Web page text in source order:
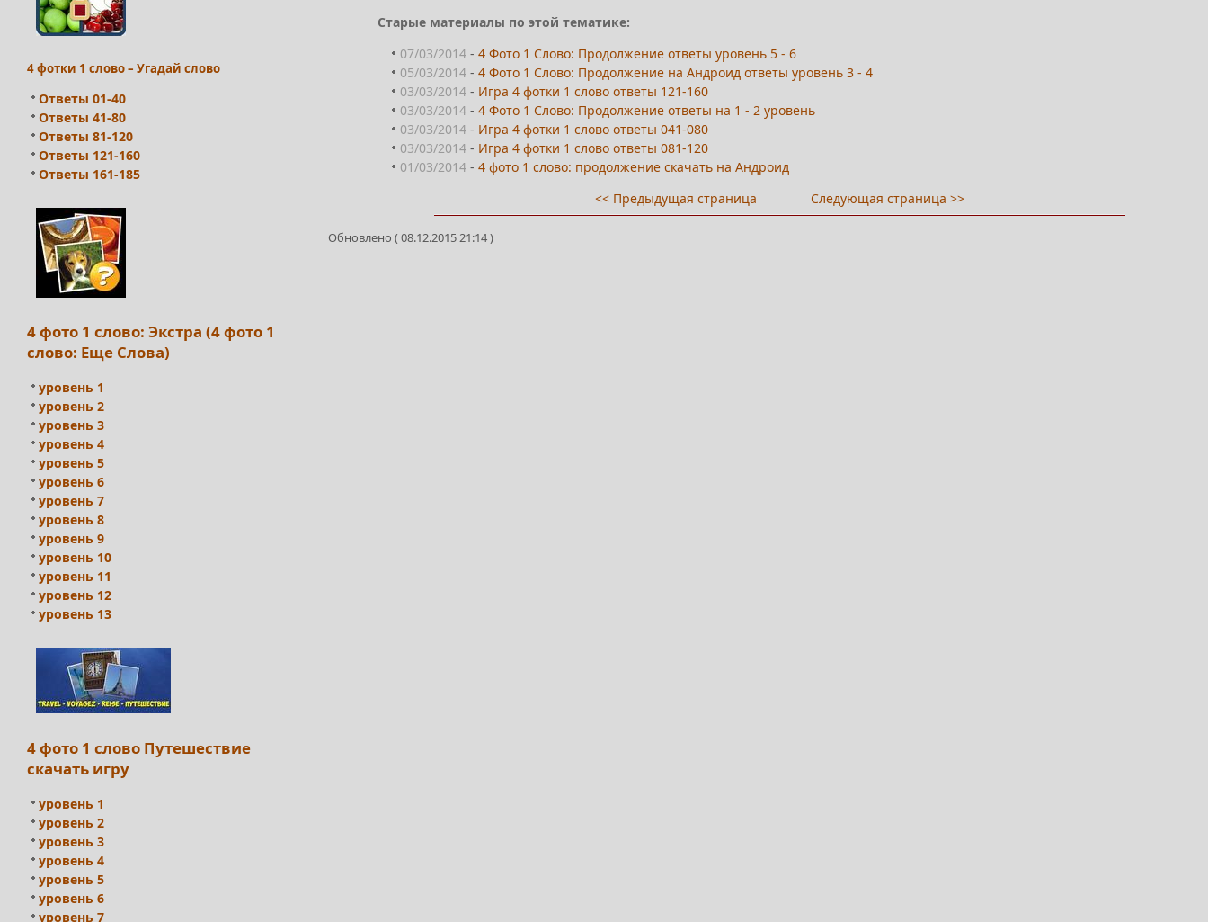
Старые материалы по этой тематике:
07/03/2014 -4 Фото 1 Слово: Продолжение ответы уровень 5 - 6
05/03/2014 -4 Фото 1 Слово: Продолжение на Андроид ответы уровень 3 - 4
03/03/2014 - Игра 4 фотки 1 слово ответы 121-160
03/03/2014 -4 Фото 1 Слово: Продолжение ответы на 1 - 2 уровень
03/03/2014 - Игра 4 фотки 1 слово ответы 041-080
03/03/2014 - Игра 4 фотки 1 слово ответы 081-120
01/03/2014 -4 фото 1 слово: продолжение скачать на Андроид
<< Предыдущая страница
Следующая страница >>
Обновлено ( 08.12.2015 21:14 )
4 фотки 1 слово – Угадай слово
Ответы 01-40
Ответы 41-80
Ответы 81-120
Ответы 121-160
Ответы 161-185
4 фото 1 слово: Экстра (4 фото 1
слово: Еще Слова)
уровень 1
уровень 2
уровень 3
уровень 4
уровень 5
уровень 6
уровень 7
уровень 8
уровень 9
уровень 10
уровень 11
уровень 12
уровень 13
4 фото 1 слово Путешествие
скачать игру
уровень 1
уровень 2
уровень 3
уровень 4
уровень 5
уровень 6
уровень 7